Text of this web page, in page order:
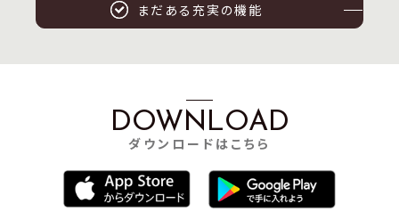
まだある充実の機能
DOWNLOAD
ダウンロードはこちら